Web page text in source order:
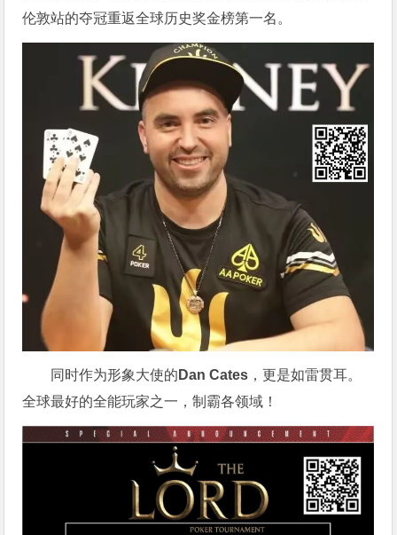
伦敦站的夺冠重返全球历史奖金榜第一名。
同时作为形象大使的 Dan Cates ，更是如雷贯耳。
全球最好的全能玩家之一，制霸各领域！